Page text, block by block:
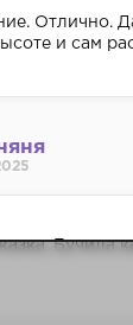
Отлично.
и сам
Бучила